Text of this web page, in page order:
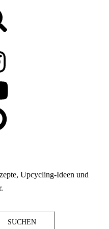
Upcycling-Ideen und